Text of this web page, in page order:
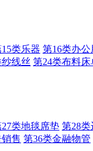
类乐器 第16类办公
线丝 第24类布料床
类地毯席垫 第28
售 第36类金融物管